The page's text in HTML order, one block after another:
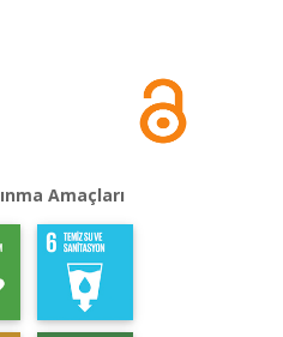
Amaçları